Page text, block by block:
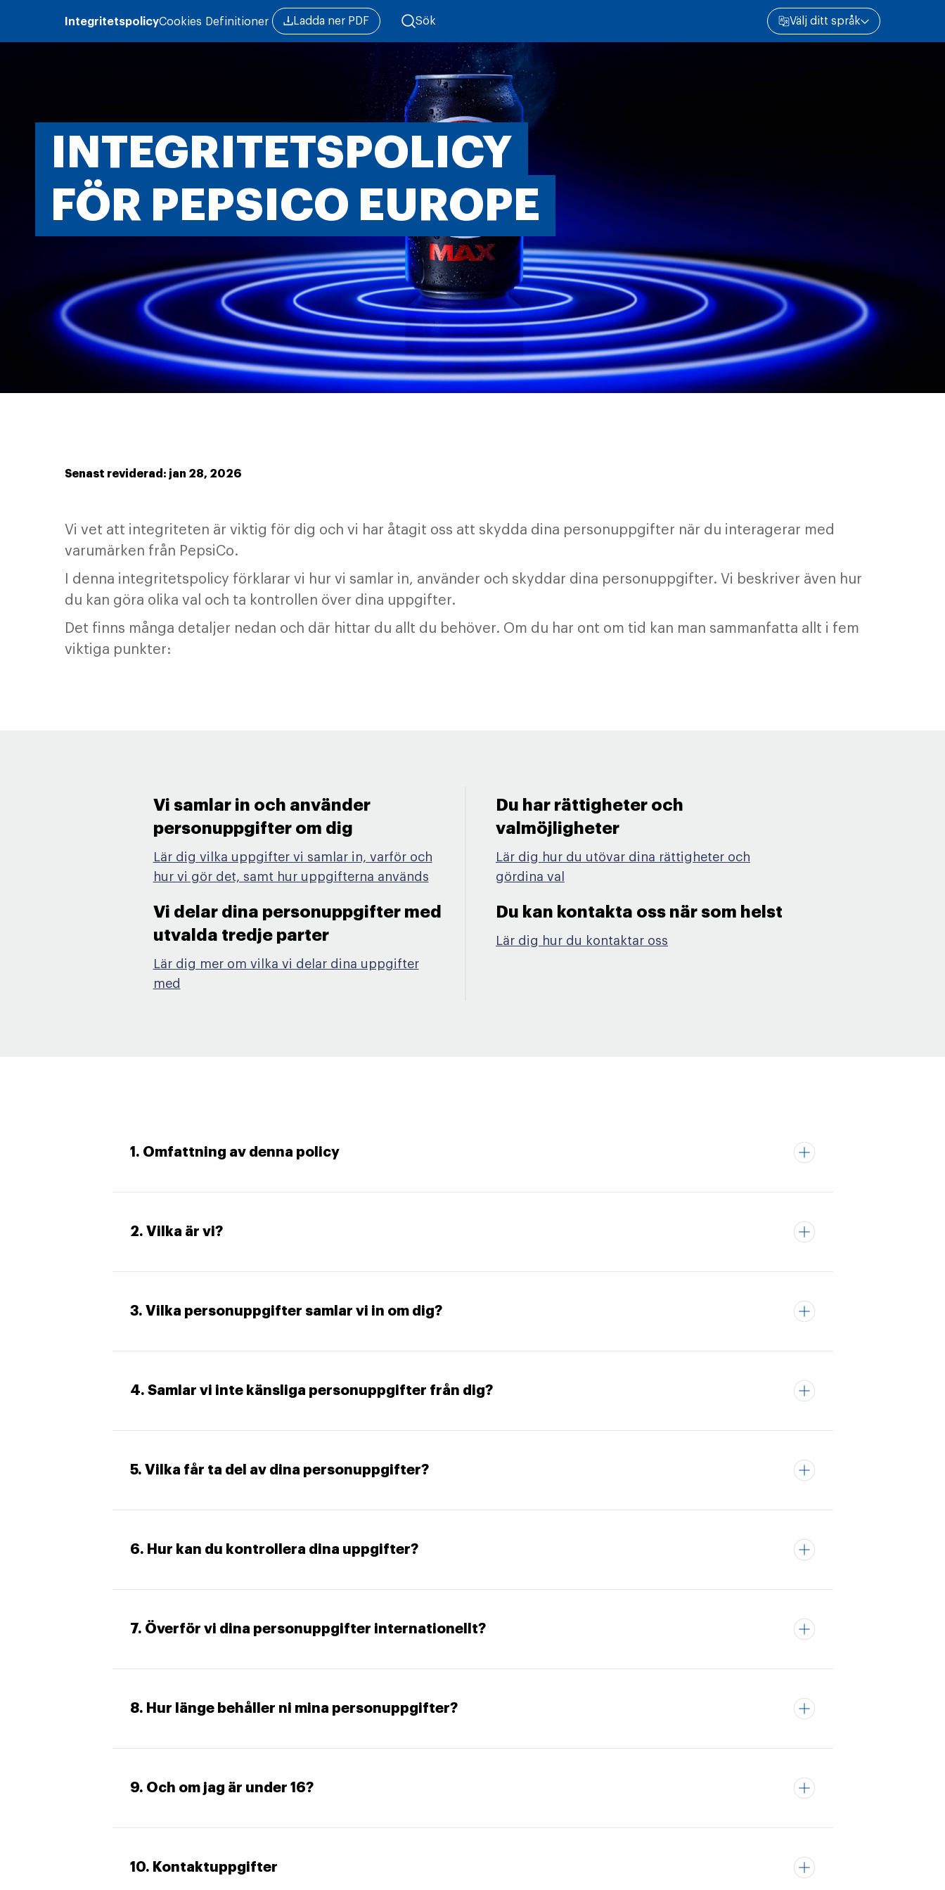
IntegritetspolicyCookies Definitioner Ladda ner PDF Sök Välj ditt språk
INTEGRITETSPOLICY
FÖR PEPSICO EUROPE
Senast reviderad: jan 28, 2026
Vi vet att integriteten är viktig för dig och vi har åtagit oss att skydda dina personuppgifter när du interagerar med
varumärken från PepsiCo.
I denna integritetspolicy förklarar vi hur vi samlar in, använder och skyddar dina personuppgifter. Vi beskriver även hur
du kan göra olika val och ta kontrollen över dina uppgifter.
Det finns många detaljer nedan och där hittar du allt du behöver. Om du har ont om tid kan man sammanfatta allt i fem
viktiga punkter:
Vi samlar in och använder
personuppgifter om dig ​
Lär dig vilka uppgifter vi samlar in, varför och
hur vi gör det, samt hur uppgifterna används
Du har rättigheter och
valmöjligheter​
Lär dig hur du utövar dina rättigheter och
gördina val
Vi delar dina personuppgifter med
utvalda tredje parter​
Lär dig mer om vilka vi delar dina uppgifter
med
Du kan kontakta oss när som helst​
Lär dig hur du kontaktar oss
1. Omfattning av denna policy
2. Vilka är vi?
3. Vilka personuppgifter samlar vi in om dig?
4. Samlar vi inte känsliga personuppgifter från dig?
5. Vilka får ta del av dina personuppgifter?
6. Hur kan du kontrollera dina uppgifter?
7. Överför vi dina personuppgifter internationellt?
8. Hur länge behåller ni mina personuppgifter?
9. Och om jag är under 16?
10. Kontaktuppgifter